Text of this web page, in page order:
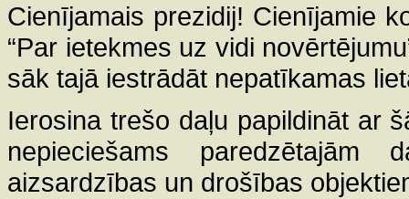
Cienījamais prezidij! Cienījamie
“Par ietekmes uz vidi
sāk tajā iestrādāt nepatīkamas
Ierosina trešo daļu papildināt ar
nepieciešams
aizsardzības un drošības